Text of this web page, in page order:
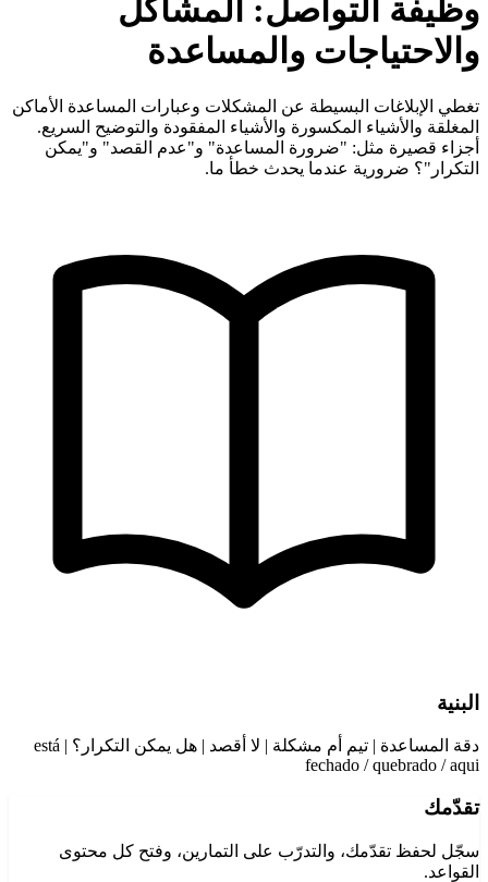
وظيفة التواصل: المشاكل
والاحتياجات والمساعدة
تغطي الإبلاغات البسيطة عن المشكلات وعبارات المساعدة الأماكن
المغلقة والأشياء المكسورة والأشياء المفقودة والتوضيح السريع.
أجزاء قصيرة مثل: "ضرورة المساعدة" و"عدم القصد" و"يمكن
التكرار"؟ ضرورية عندما يحدث خطأ ما.
البنية
دقة المساعدة | تيم أم مشكلة | لا أقصد | هل يمكن التكرار؟ | está
fechado / quebrado / aqui
تقدّمك
سجّل لحفظ تقدّمك، والتدرّب على التمارين، وفتح كل محتوى
القواعد.